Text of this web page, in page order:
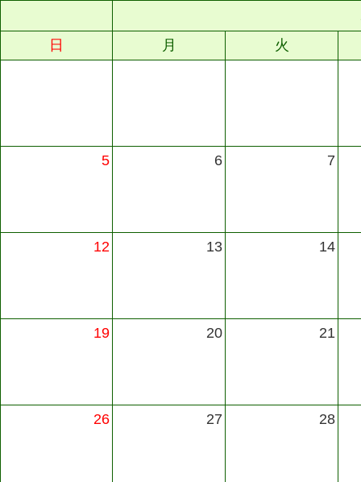
日
月 火
5 6 7
12 13 14
19 20 21
26 27 28